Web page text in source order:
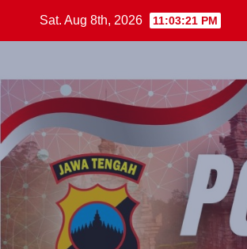
Sat. Aug 8th, 2026 11:03:21 PM